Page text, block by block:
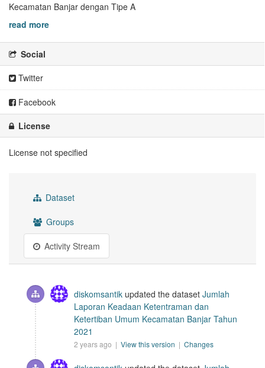
Kecamatan Banjar dengan Tipe A
read more
Social
Twitter
Facebook
License
License not specified
Dataset
Groups
Activity Stream
diskomsantik updated the dataset Jumlah
Laporan Keadaan Ketentraman dan
Ketertiban Umum Kecamatan Banjar Tahun
2021
2 years ago | View this version | Changes